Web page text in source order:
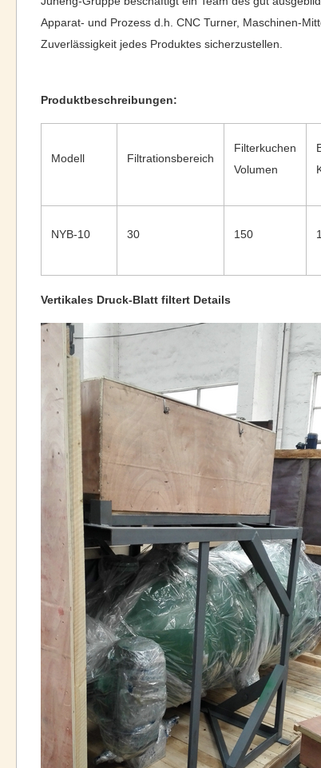
Apparat- und Prozess d.h. CNC Turner, Maschinen-
Zuverlässigkeit jedes Produktes sicherzustellen.
Produktbeschreibungen:
Modell Filtrationsbereich
Filterkuchen
Volumen
NYB-10 30 150
Vertikales Druck-Blatt filtert Details